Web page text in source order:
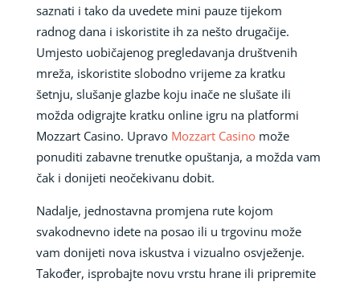
saznati i tako da uvedete mini pauze tijekom
radnog dana i iskoristite ih za nešto drugačije.
Umjesto uobičajenog pregledavanja društvenih
mreža, iskoristite slobodno vrijeme za kratku
šetnju, slušanje glazbe koju inače ne slušate ili
možda odigrajte kratku online igru na platformi
Mozzart Casino. Upravo Mozzart Casinomože
ponuditi zabavne trenutke opuštanja, a možda vam
čak i donijeti neočekivanu dobit.
Nadalje, jednostavna promjena rute kojom
svakodnevno idete na posao ili u trgovinu može
vam donijeti nova iskustva i vizualno osvježenje.
Također, isprobajte novu vrstu hrane ili pripremite